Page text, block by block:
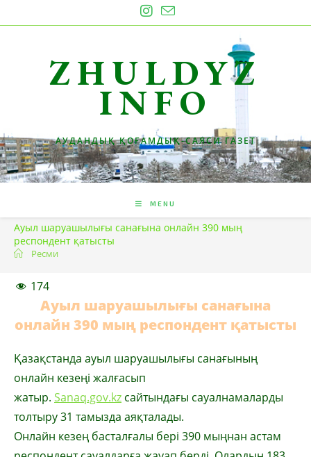
to
ZHULDYZ
INFO
АУДАНДЫҚ ҚОҒАМДЫҚ-САЯСИ ГАЗЕТ
MENU
Ауыл шаруашылығы санағына онлайн 390 мың
респондент қатысты
Ресми
174
Ауыл шаруашылығы санағына
онлайн 390 мың респондент қатысты
Қазақстанда ауыл шаруашылығы санағының
онлайн кезеңі жалғасып
жатыр. Sanaq.gov.kz сайтындағы сауалнамаларды
толтыру 31 тамызда аяқталады.
Онлайн кезең басталғалы бері 390 мыңнан астам